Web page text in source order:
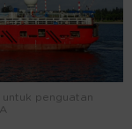
penguatan